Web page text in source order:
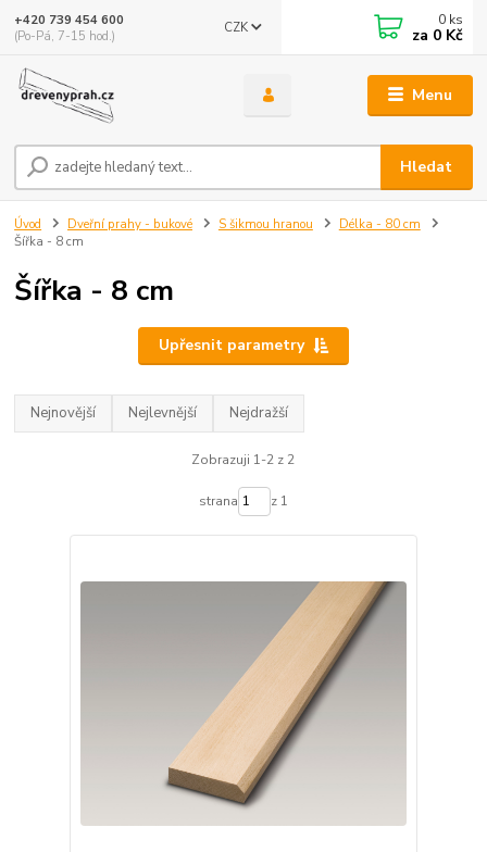
Menu
CZK
Hledat
+420 739 454 600
(Po-Pá, 7-15 hod.)
0 ks
za 0 Kč
Úvod Dveřní prahy - bukové S šikmou hranou
Délka - 80 cm
Šířka - 8 cm
Šířka - 8 cm
Upřesnit parametry
Nejnovější Nejlevnější Nejdražší
Zobrazuji 1-2 z 2
strana z 1